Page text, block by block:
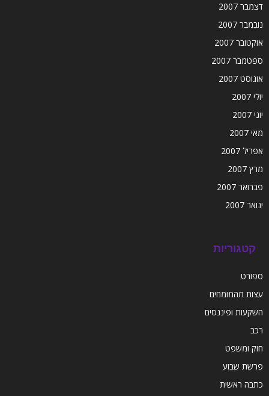
דצמבר 2007
נובמבר 2007
אוקטובר 2007
ספטמבר 2007
אוגוסט 2007
יולי 2007
יוני 2007
מאי 2007
אפריל 2007
מרץ 2007
פברואר 2007
ינואר 2007
קטגוריות
ספורט
עצות מהמומחים
השקעות ופיננסים
רכב
חוק ומשפט
פרשת שבוע
כתבה ראשית